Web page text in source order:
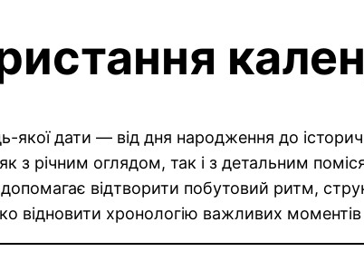
якої дати — від дня народження до
з річним оглядом, так і з детальним
відтворити побутовий ритм,
відновити хронологію важливих